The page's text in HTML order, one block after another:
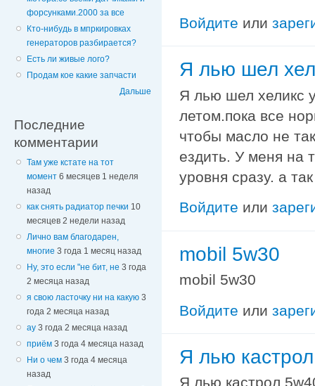
форсунками.2000 за все
Кто-нибудь в мпркировках
генераторов разбирается?
Есть ли живые лого?
Продам кое какие запчасти
Дальше
Последние
комментарии
Там уже кстате на тот
момент 6 месяцев 1 неделя
назад
как снять радиатор печки 10
месяцев 2 недели назад
Лично вам благодарен,
многие 3 года 1 месяц назад
Ну, это если "не бит, не 3 года
2 месяца назад
я свою ласточку ни на какую 3
года 2 месяца назад
ау 3 года 2 месяца назад
приём 3 года 4 месяца назад
Ни о чем 3 года 4 месяца
назад
Войдите или
Я лью шел
Я лью шел хеликс
летом.пока все
чтобы масло не
ездить. У меня на
уровня сразу. а
Войдите или
mobil 5w30
mobil 5w30
Войдите или
Я лью
Я лью кастрол